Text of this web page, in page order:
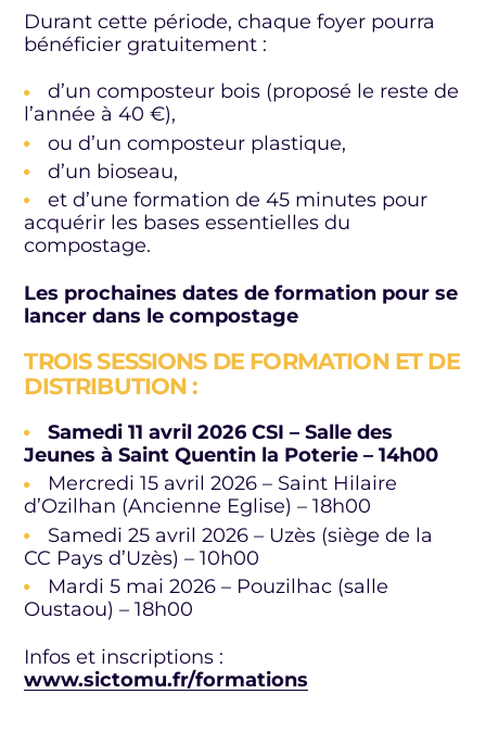
Durant cette période, chaque foyer pourra
bénéficier gratuitement :
d’un composteur bois (proposé le reste de
l’année à 40 €),
ou d’un composteur plastique,
d’un bioseau,
et d’une formation de 45 minutes pour
acquérir les bases essentielles du
compostage.
Les prochaines dates de formation pour se
lancer dans le compostage
TROIS SESSIONS DE FORMATION ET DE
DISTRIBUTION :
Samedi 11 avril 2026 CSI – Salle des
Jeunes à Saint Quentin la Poterie – 14h00
Mercredi 15 avril 2026 – Saint Hilaire
d’Ozilhan (Ancienne Eglise) – 18h00
Samedi 25 avril 2026 – Uzès (siège de la
CC Pays d’Uzès) – 10h00
Mardi 5 mai 2026 – Pouzilhac (salle
Oustaou) – 18h00
Infos et inscriptions :
www.sictomu.fr/formations